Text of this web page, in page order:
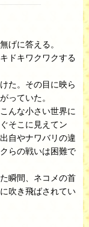
げに答える。
ドキワクワクする
た。その目に映ら
っていた。
んな小さい世界に
そこに見えてン
自やナワバリの違
らの戦いは困難で
瞬間、ネコメの首
吹き飛ばされてい